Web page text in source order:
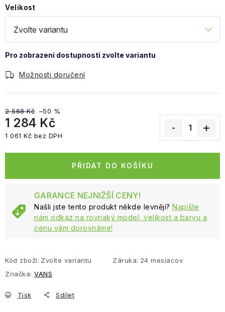
Velikost
Možnosti doručení
2 568 Kč –50 %
1 284 Kč
1 061 Kč bez DPH
PŘIDAT DO KOŠÍKU
GARANCE NEJNIŽŠÍ CENY!
Našli jste tento produkt někde levněji? Napište
nám odkaz na rovnaký model, velikost a barvu a
cenu vám dorovnáme!
Kód zboží: Zvolte variantu Záruka: 24 mesiacov
Značka: VANS
Tisk Sdílet